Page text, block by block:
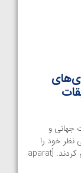
جهانی و
نظر خود را
درباره اینکه کدام مسابقه را ترجیح می‌دهند، اعلام کردند. [aparat